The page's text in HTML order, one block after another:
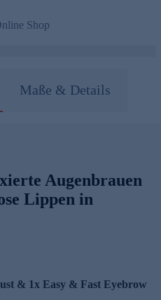
Shop
Maße & Details
Augenbrauen
Lippen in
& 1x Easy & Fast Eyebrow